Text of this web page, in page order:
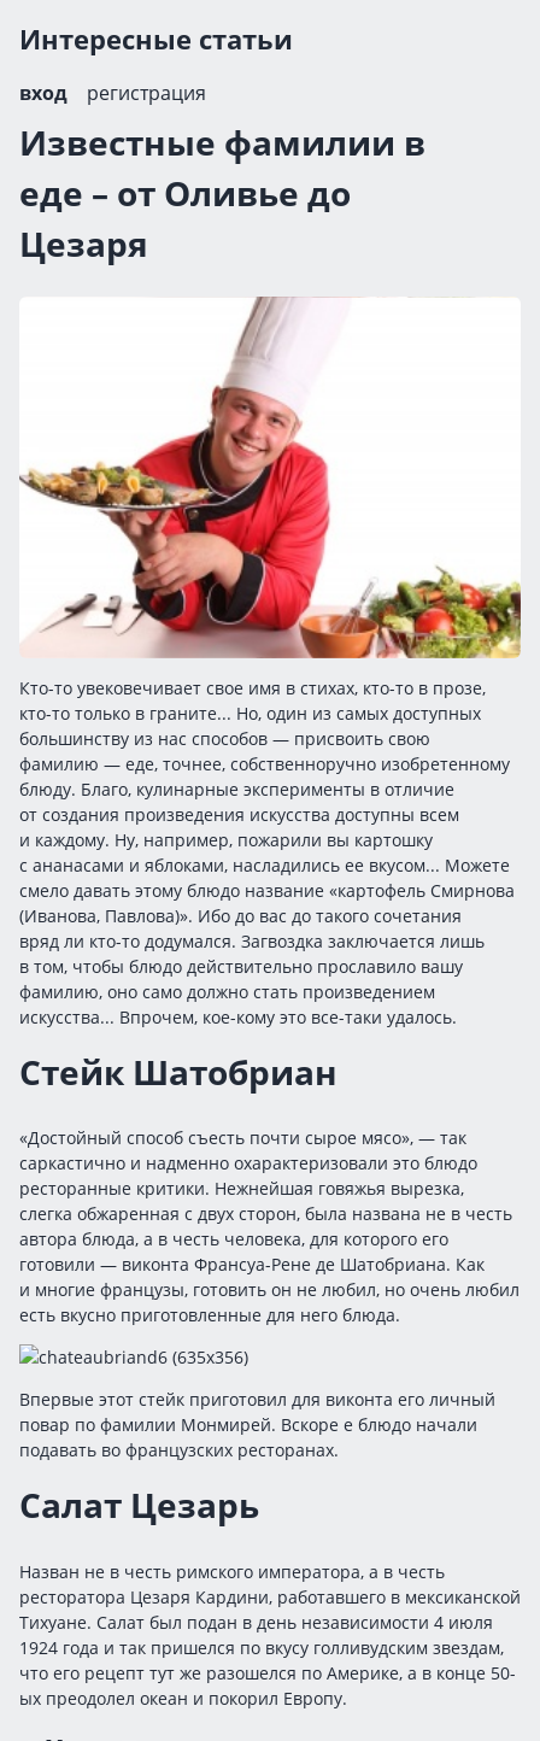
Интересные статьи
вход регистрация
Известные фамилии в
еде – от Оливье до
Цезаря
Кто-то увековечивает свое имя в стихах, кто-то в прозе,
кто-то только в граните... Но, один из самых доступных
большинству из нас способов — присвоить свою
фамилию — еде, точнее, собственноручно изобретенному
блюду. Благо, кулинарные эксперименты в отличие
от создания произведения искусства доступны всем
и каждому. Ну, например, пожарили вы картошку
с ананасами и яблоками, насладились ее вкусом... Можете
смело давать этому блюдо название «картофель Смирнова
(Иванова, Павлова)». Ибо до вас до такого сочетания
вряд ли кто-то додумался. Загвоздка заключается лишь
в том, чтобы блюдо действительно прославило вашу
фамилию, оно само должно стать произведением
искусства... Впрочем, кое-кому это все-таки удалось.
Стейк Шатобриан
«Достойный способ съесть почти сырое мясо», — так
саркастично и надменно охарактеризовали это блюдо
ресторанные критики. Нежнейшая говяжья вырезка,
слегка обжаренная с двух сторон, была названа не в честь
автора блюда, а в честь человека, для которого его
готовили — виконта Франсуа-Рене де Шатобриана. Как
и многие французы, готовить он не любил, но очень любил
есть вкусно приготовленные для него блюда.
Впервые этот стейк приготовил для виконта его личный
повар по фамилии Монмирей. Вскоре е блюдо начали
подавать во французских ресторанах.
Салат Цезарь
Назван не в честь римского императора, а в честь
ресторатора Цезаря Кардини, работавшего в мексиканской
Тихуане. Салат был подан в день независимости 4 июля
1924 года и так пришелся по вкусу голливудским звездам,
что его рецепт тут же разошелся по Америке, а в конце 50-
ых преодолел океан и покорил Европу.